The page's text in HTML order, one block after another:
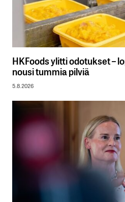
HKFoods ylitti odotukset –
nousi tummia pilviä
5.8.2026